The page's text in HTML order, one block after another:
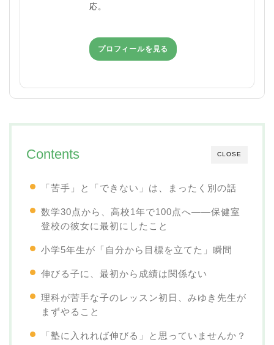
応。
プロフィールを見る
CLOSE
Contents
「苦手」と「できない」は、まったく別の話
数学30点から、高校1年で100点へ——保健室
登校の彼女に最初にしたこと
小学5年生が「自分から目標を立てた」瞬間
伸びる子に、最初から成績は関係ない
理科が苦手な子のレッスン初日、みゆき先生が
まずやること
「塾に入れれば伸びる」と思っていませんか？